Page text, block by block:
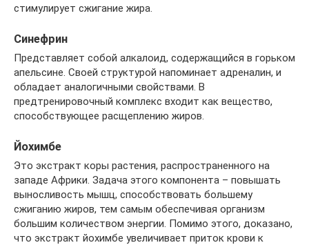
стимулирует сжигание жира.
Синефрин
Представляет собой алкалоид, содержащийся в горьком
апельсине. Своей структурой напоминает адреналин, и
обладает аналогичными свойствами. В
предтренировочный комплекс входит как вещество,
способствующее расщеплению жиров.
Йохимбе
Это экстракт коры растения, распространенного на
западе Африки. Задача этого компонента – повышать
выносливость мышц, способствовать большему
сжиганию жиров, тем самым обеспечивая организм
большим количеством энергии. Помимо этого, доказано,
что экстракт йохимбе увеличивает приток крови к